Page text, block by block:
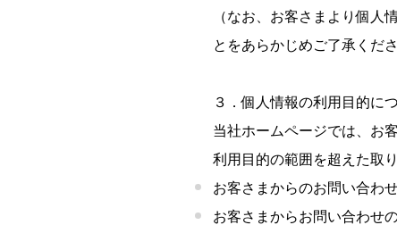
（なお、お客さまより個人
とをあらかじめご了承くださ
３．個人情報の利用目的に
当社ホームページでは、お
利用目的の範囲を超えた取
お客さまからのお問い合わ
お客さまからお問い合わせ